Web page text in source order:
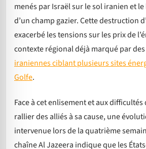
menés par Israël sur le sol iranien et
d’un champ gazier. Cette destruction
exacerbé les tensions sur les prix de
contexte régional déjà marqué par des
iraniennes ciblant plusieurs sites
Golfe.
Face à cet enlisement et aux
rallier des alliés à sa cause, une
intervenue lors de la quatrième
chaîne Al Jazeera indique que les